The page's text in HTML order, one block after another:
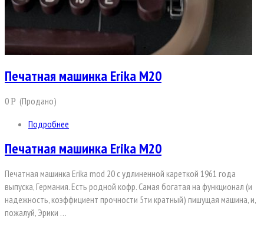
Печатная машинка Erika M20
0Р (Продано)
Подробнее
Печатная машинка Erika M20
Печатная машинка Erika mod 20 с удлиненной кареткой 1961 года
выпуска, Германия. Есть родной кофр. Самая богатая на функционал (и
надежность, коэффициент прочности 5ти кратный) пишущая машина, и,
пожалуй, Эрики …